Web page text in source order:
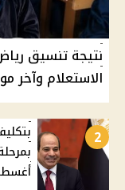
نتيجة تنسيق
الاستعلام وآخر
2